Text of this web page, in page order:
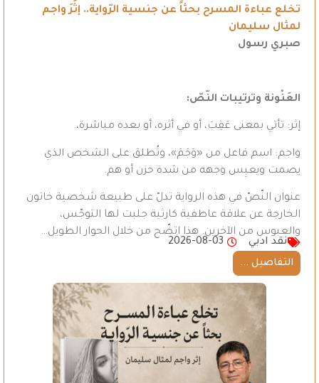
تخلع عباءة المسرح بحثاً عن جنسية الرّواية.. إثَرَ واجم
لمثال سليمان
صبري رسول
العَنْونة وترتيبات النّصّ:
إثر: تأتي بمعنى عَقِبَ، أو في أثره، أو بعده مباشرة،.
واجم: اسم فاعل من «وَجَمَ»، وتُطلق على الشخص الذي
يصمت ويعبِس وجهه من شدة حزن أو هم.
عنوان النّصّ في هذه الرواية تدلّ على طبيعة شخصية خاتون
الخارجة عن علاقة عاطفية كارثية جلبت لها التوجّس،
والعبوس من الآخرين. هذا اتضّح من خلال الحوار الطويل…
نقد ادبي
2026-08-03
التفاصيل ...